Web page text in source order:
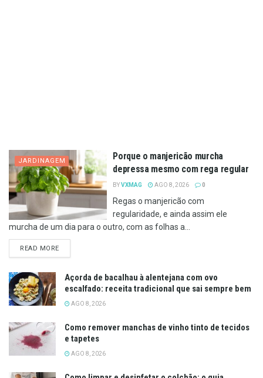
JARDINAGEM
Porque o manjericão murcha
depressa mesmo com rega regular
BYVXMAG AGO 8, 2026 0
Regas o manjericão com
regularidade, e ainda assim ele
murcha de um dia para o outro, com as folhas a...
READ MOREDETAILS
Açorda de bacalhau à alentejana com ovo
escalfado: receita tradicional que sai sempre bem
AGO 8, 2026
Como remover manchas de vinho tinto de tecidos
e tapetes
AGO 8, 2026